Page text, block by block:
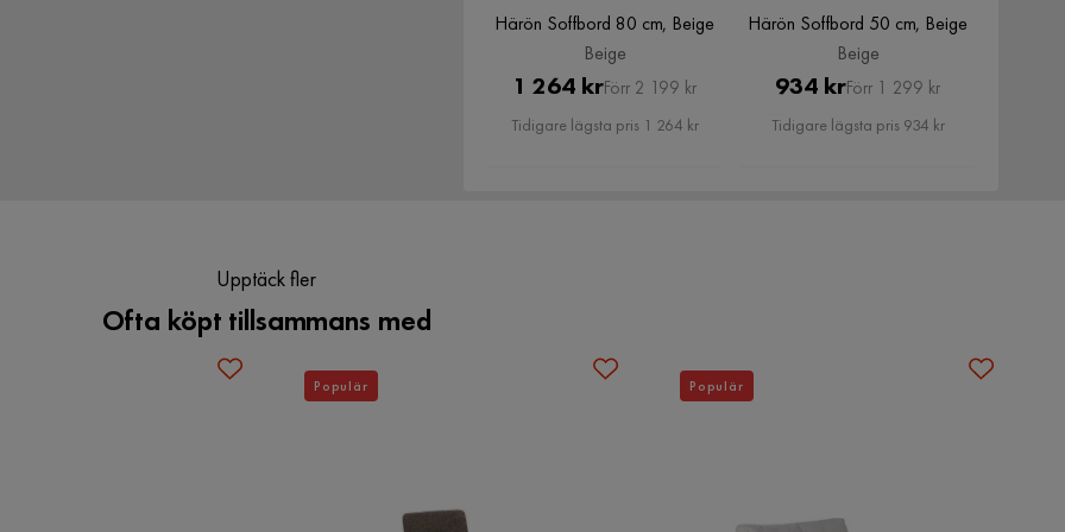
Härön Soffbord 80 cm, Beige
Beige
Pris
1 264 krOriginal
Pris
Förr 2 199 kr
Tidigare lägsta pris 1 264 kr
Härön Soffbord 50 cm, Beige
Beige
Pris
934 kr Original
Pris
Förr 1 299 kr
Tidigare lägsta pris 934 kr
Upptäck fler
Ofta köpt tillsammans med
Populär Populär